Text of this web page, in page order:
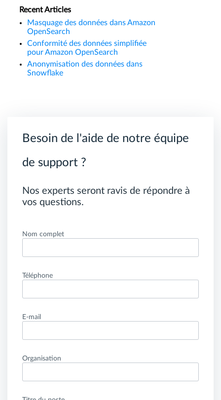
Recent Articles
Masquage des données dans Amazon
OpenSearch
Conformité des données simplifiée
pour Amazon OpenSearch
Anonymisation des données dans
Snowflake
Besoin de l'aide de notre équipe
de support ?
Nos experts seront ravis de répondre à
vos questions.
Nom complet
Téléphone
E-mail
Organisation